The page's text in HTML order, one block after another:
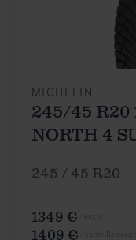
MICHELIN
245/45 R20
NORTH 4
245 / 45 R20
1349 €
1409 €